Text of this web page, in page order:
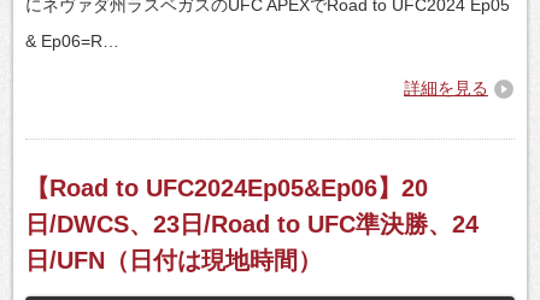
にネヴァダ州ラスベガスのUFC APEXでRoad to UFC2024 Ep05
& Ep06=R…
詳細を見る
【Road to UFC2024Ep05&Ep06】20
日/DWCS、23日/Road to UFC準決勝、24
日/UFN（日付は現地時間）